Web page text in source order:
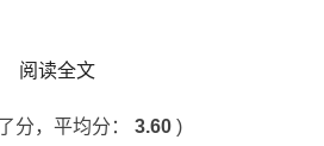
阅读全文READ MORE
分，平均分： 3.60 )